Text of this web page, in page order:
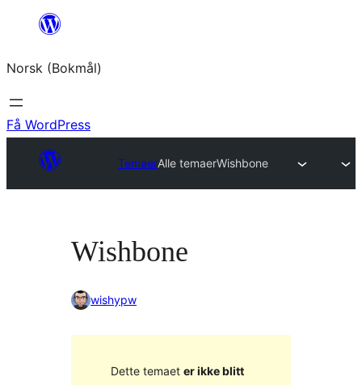
Hopp
innhold
Norsk (Bokmål)
Få WordPress
TemaerAlle temaerWishbone
Wishbone
wishypw
Dette temaet er ikke blitt